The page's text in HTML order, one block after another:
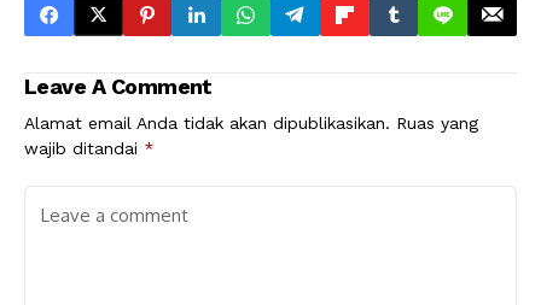
Leave A Comment
Alamat email Anda tidak akan dipublikasikan. Ruas yang
wajib ditandai *